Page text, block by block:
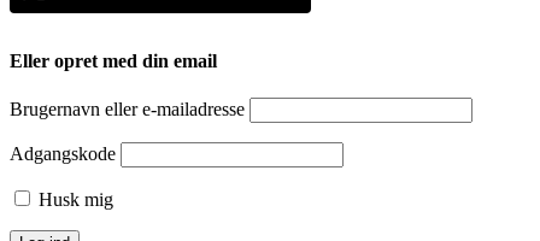
Eller opret med din email
Brugernavn eller e-mailadresse
Adgangskode
Husk mig